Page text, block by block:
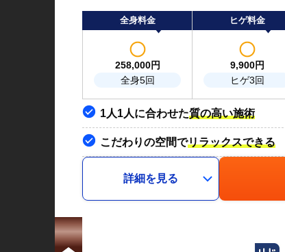
全身料金 ヒゲ料金
258,000円
全身5回
9,900円
ヒゲ3回
1人1人に合わせた質の高い施術
こだわりの空間でリラックスできる
詳細を見る